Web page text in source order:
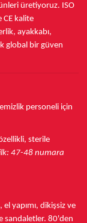
üretiyoruz. ISO
CE kalite
ayakkabı,
global bir güven
personeli için
sterile
47-48 numara
yapımı, dikişsiz ve
sandaletler. 80'den